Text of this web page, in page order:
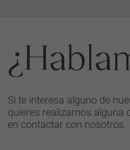
Si te interesa alguno de
quieres realizarnos alguna
en contactar con nosotros.